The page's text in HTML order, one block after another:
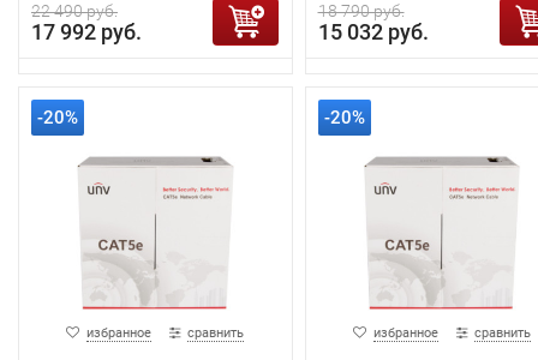
22 490 руб.
17 992 руб.
18 790 руб.
15 032 руб.
-20%
избранное сравнить
-20%
избранное сравнить